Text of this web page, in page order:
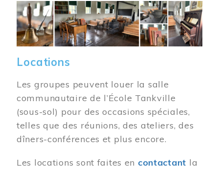
Image
Locations
Les groupes peuvent louer la salle
communautaire de l’École Tankville
(sous-sol) pour des occasions spéciales,
telles que des réunions, des ateliers, des
dîners-conférences et plus encore.
Les locations sont faites en contactant la